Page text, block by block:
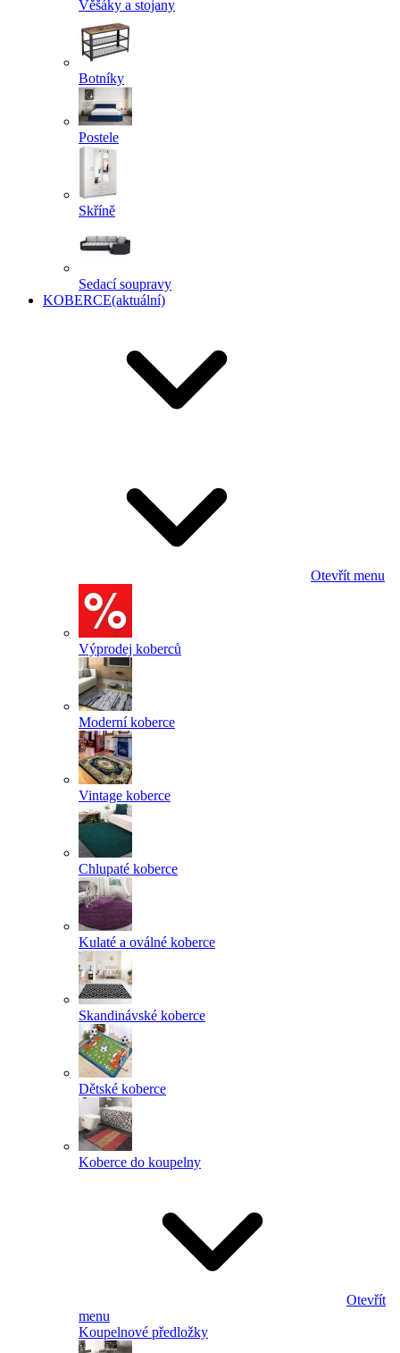
Věšáky a stojany
Botníky
Postele
Skříně
Sedací soupravy
KOBERCE(aktuální)
Otevřít menu
Výprodej koberců
Moderní koberce
Vintage koberce
Chlupaté koberce
Kulaté a oválné koberce
Skandinávské koberce
Dětské koberce
Koberce do koupelny
Otevřít
menu
Koupelnové předložky